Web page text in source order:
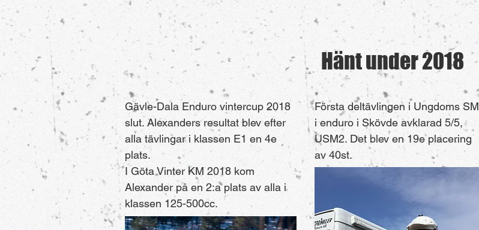
Hänt under 2018
Gävle-Dala Enduro vintercup 2018
slut. Alexanders resultat blev efter
alla tävlingar i klassen E1 en 4e
plats.
I Göta Vinter KM 2018 kom
Alexander på en 2:a plats av alla i
klassen 125-500cc.
Första deltävlingen i Ungdoms SM
i enduro i Skövde avklarad 5/5,
USM2. Det blev en 19e placering
av 40st.